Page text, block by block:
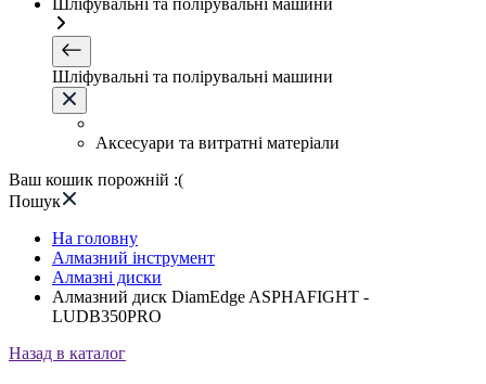
Шліфувальні та полірувальні машини
Шліфувальні та полірувальні машини
Аксесуари та витратні матеріали
Ваш кошик порожній :(
Пошук
На головну
Алмазний інструмент
Алмазні диски
Алмазний диск DiamEdge ASPHAFIGHT -
LUDB350PRO
Назад в каталог